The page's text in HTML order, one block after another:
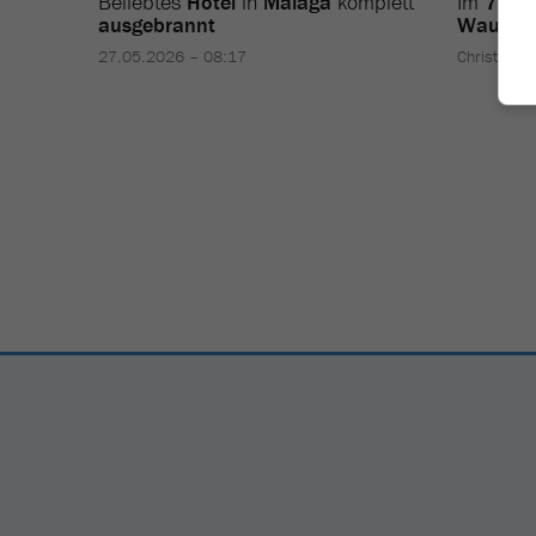
ausgebrannt
27.05.2026 – 08:17
Wau-
Christian